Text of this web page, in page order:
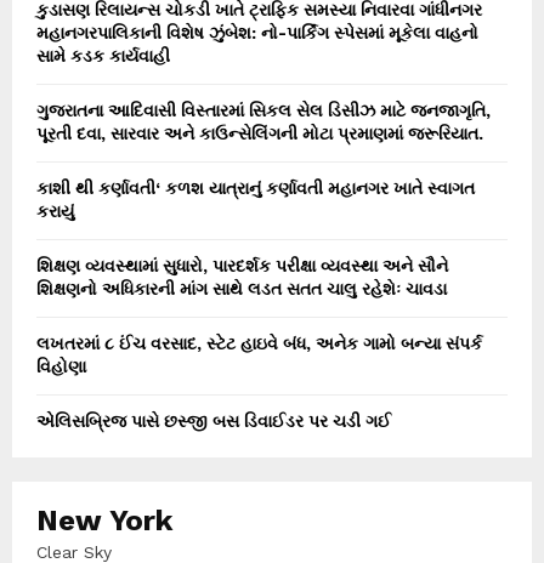
કુડાસણ રિલાયન્સ ચોકડી ખાતે ટ્રાફિક સમસ્યા નિવારવા ગાંધીનગર
મહાનગરપાલિકાની વિશેષ ઝુંબેશ: નો-પાર્કિંગ સ્પેસમાં મૂકેલા વાહનો
સામે કડક કાર્યવાહી
ગુજરાતના આદિવાસી વિસ્તારમાં સિકલ સેલ ડિસીઝ માટે જનજાગૃતિ,
પૂરતી દવા, સારવાર અને કાઉન્સેલિંગની મોટા પ્રમાણમાં જરૂરિયાત.
કાશી થી કર્ણાવતી‘ કળશ યાત્રાનું કર્ણાવતી મહાનગર ખાતે સ્વાગત
કરાયું
શિક્ષણ વ્યવસ્થામાં સુધારો, પારદર્શક પરીક્ષા વ્યવસ્થા અને સૌને
શિક્ષણનો અધિકારની માંગ સાથે લડત સતત ચાલુ રહેશેઃ ચાવડા
લખતરમાં ૮ ઈંચ વરસાદ, સ્ટેટ હાઇવે બંધ, અનેક ગામો બન્યા સંપર્ક
વિહોણા
એલિસબ્રિજ પાસે છસ્જી બસ ડિવાઈડર પર ચડી ગઈ
New York
Clear Sky